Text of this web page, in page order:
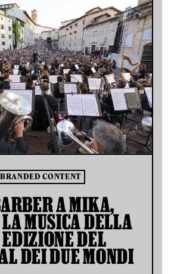
BRANDED CONTENT
A MIKA,
MUSICA DELLA
DEL
DEI DUE MONDI